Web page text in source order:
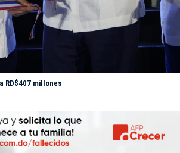
RD$407 millones